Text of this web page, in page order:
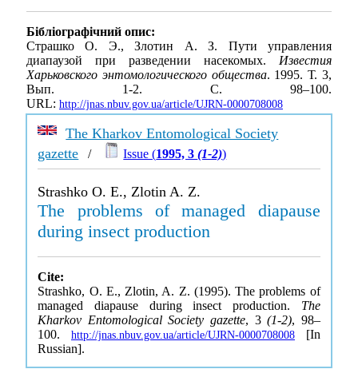
Бібліографічний опис:
Страшко О. Э., Злотин А. З. Пути управления
диапаузой при разведении насекомых. Известия
Харьковского энтомологического общества. 1995. Т. 3,
Вып. 1-2. С. 98–100.
URL: http://jnas.nbuv.gov.ua/article/UJRN-0000708008
The Kharkov Entomological Society
gazette / Issue (1995, 3(1-2))
Strashko O. E., Zlotin A. Z.
The problems of managed diapause
during insect production
Cite:
Strashko, O. E., Zlotin, A. Z. (1995). The problems of
managed diapause during insect production. The
Kharkov Entomological Society gazette, 3(1-2), 98–
100. http://jnas.nbuv.gov.ua/article/UJRN-0000708008 [In
Russian].